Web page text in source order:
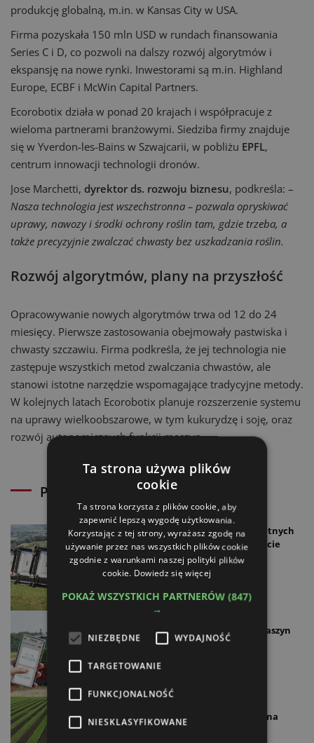
produkcję globalną, m.in. w Kansas City w USA.
Firma pozyskała 150 mln USD w rundach finansowania
Series C i D, co pozwoli na dalszy rozwój algorytmów i
ekspansję na nowe rynki. Inwestorami są m.in. Highland
Europe, ECBF i McWin Capital Partners.
Ecorobotix działa w ponad 20 krajach i współpracuje z
wieloma partnerami branżowymi. Siedziba firmy znajduje
się w Yverdon-les-Bains w Szwajcarii, w pobliżu EPFL,
centrum innowacji technologii dronów.
Jose Marchetti, dyrektor ds. rozwoju biznesu, podkreśla: –
Nasza technologia jest wszechstronna – pozwala opryskiwać
uprawy, nawozy i środki ochrony roślin tam, gdzie trzeba, a
także precyzyjnie zwalczać chwasty bez uszkadzania roślin.
Rozwój algorytmów, plany na przyszłość
Opracowywanie nowych algorytmów trwa od 12 do 24
miesięcy. Pierwsze zastosowania obejmowały pastwiska i
chwasty szczawiu. Firma podkreśla, że jej technologia nie
zastępuje wszystkich metod zwalczania chwastów, ale
stanowi istotne narzędzie wspomagające tradycyjne metody.
W kolejnych latach Ecorobotix planuje rozszerzenie systemu
na uprawy wielkoobszarowe, w tym kukurydzę i soję, oraz
rozwój autonomicznych funkcji maszyn.
Powiązane artykuły
Ecorobotix - już 1000 inteligentnych
opryskiwaczy pracuje na świecie
23.06.2026
Reichhardt wzmacnia
automatyzację i cyfryzację maszyn
rolniczych
10.12.2025
praktyce – Combined Powers na
Agritechnica 2025
Ta strona używa plików
cookie
Ta strona korzysta z plików cookie, aby
zapewnić lepszą wygodę użytkowania.
Korzystając z tej strony, wyrażasz zgodę na
używanie przez nas wszystkich plików cookie
zgodnie z warunkami naszej polityki plików
cookie. Dowiedz się więcej
POKAŻ WSZYSTKICH PARTNERÓW(847)
→
NIEZBĘDNE WYDAJNOŚĆ
TARGETOWANIE
FUNKCJONALNOŚĆ
NIESKLASYFIKOWANE